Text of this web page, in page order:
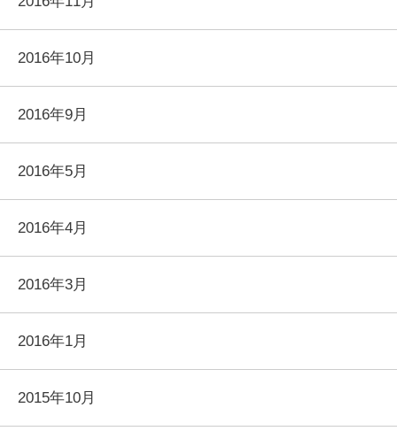
2016年10月
2016年9月
2016年5月
2016年4月
2016年3月
2016年1月
2015年10月